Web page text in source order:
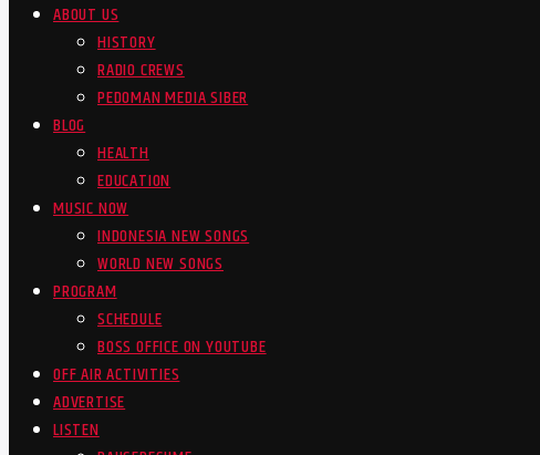
ABOUT US
HISTORY
RADIO CREWS
PEDOMAN MEDIA SIBER
BLOG
HEALTH
EDUCATION
MUSIC NOW
INDONESIA NEW SONGS
WORLD NEW SONGS
PROGRAM
SCHEDULE
BOSS OFFICE ON YOUTUBE
OFF AIR ACTIVITIES
ADVERTISE
LISTEN